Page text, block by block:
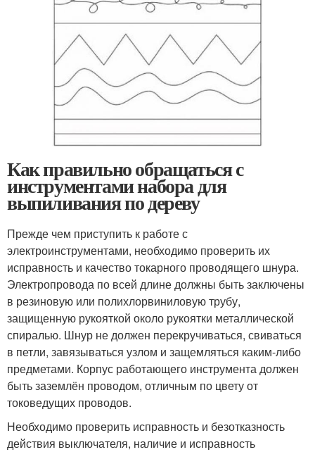
Как правильно обращаться с
инструментами набора для
выпиливания по дереву
Прежде чем приступить к работе с
электроинструментами, необходимо проверить их
исправность и качество токарного проводящего шнура.
Электропровода по всей длине должны быть заключены
в резиновую или полихлорвиниловую трубу,
защищенную рукояткой около рукоятки металлической
спиралью. Шнур не должен перекручиваться, свиваться
в петли, завязываться узлом и защемляться каким-либо
предметами. Корпус работающего инструмента должен
быть заземлён проводом, отличным по цвету от
токоведущих проводов.
Необходимо проверить исправность и безотказность
действия выключателя, наличие и исправность